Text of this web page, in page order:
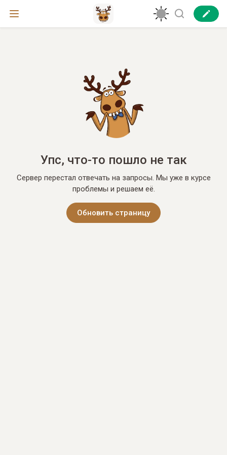
Упс, что-то пошло не так
Сервер перестал отвечать на запросы. Мы уже в курсе
проблемы и решаем её.
Обновить страницу